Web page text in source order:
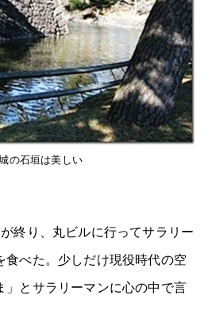
の石垣は美しい
終り、丸ビルに行ってサラリー
食べた。少しだけ現役時代の空
」とサラリーマンに心の中で言